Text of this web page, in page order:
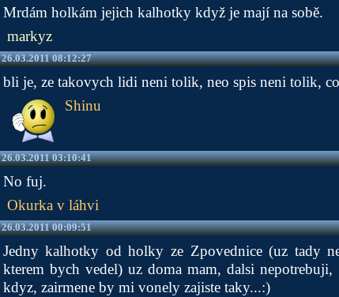
Mrdám holkám jejich kalhotky když je mají na sobě.
markyz
26.03.2011 08:12:27
bli je, ze takovych lidi neni tolik, neo spis neni tolik,
Shinu
26.03.2011 03:10:41
No fuj.
Okurka v láhvi
26.03.2011 00:09:51
Jedny kalhotky od holky ze Zpovednice (uz tady
kterem bych vedel) uz doma mam, dalsi
kdyz, zairmene by mi vonely zajiste taky...:)